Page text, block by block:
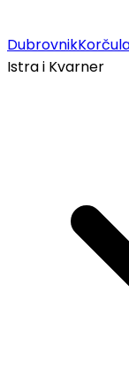
Dubrovnik
Istra i Kvarner